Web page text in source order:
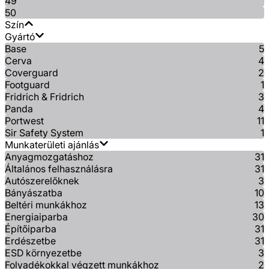
50
Szín
Gyártó
Base
5
Cerva
4
Coverguard
2
Footguard
1
Fridrich & Fridrich
3
Panda
4
Portwest
11
Sir Safety System
1
Munkaterületi ajánlás
Anyagmozgatáshoz
31
Általános felhasználásra
31
Autószerelőknek
3
Bányászatba
10
Beltéri munkákhoz
13
Energiaiparba
30
Építőiparba
31
Erdészetbe
31
ESD környezetbe
3
Folyadékokkal végzett munkákhoz
2